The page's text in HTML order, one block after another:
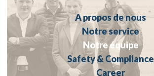
A propos de nous
Notre service
Notre équipe
Safety & Compliance
Career